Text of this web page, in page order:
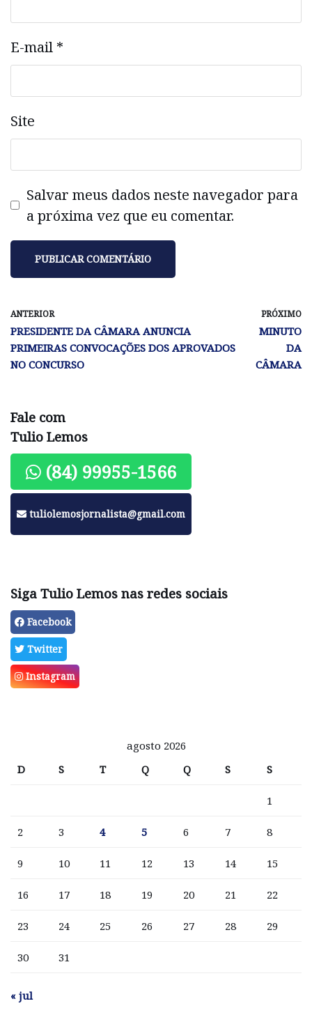
E-mail *
Site
Salvar meus dados neste navegador para
a próxima vez que eu comentar.
ANTERIOR
PRESIDENTE DA CÂMARA ANUNCIA
PRIMEIRAS CONVOCAÇÕES DOS APROVADOS
NO CONCURSO
PRÓXIMO
MINUTO
DA
CÂMARA
Fale com
Tulio Lemos
(84) 99955-1566
tuliolemosjornalista@gmail.com
Siga Tulio Lemos nas redes sociais
Facebook
Twitter
Instagram
agosto 2026
D
S T Q Q S S
1
2 3 4 5 6 7 8
9 10 11 12 13 14 15
16 17 18 19 20 21 22
23 24 25 26 27 28 29
30 31
« jul